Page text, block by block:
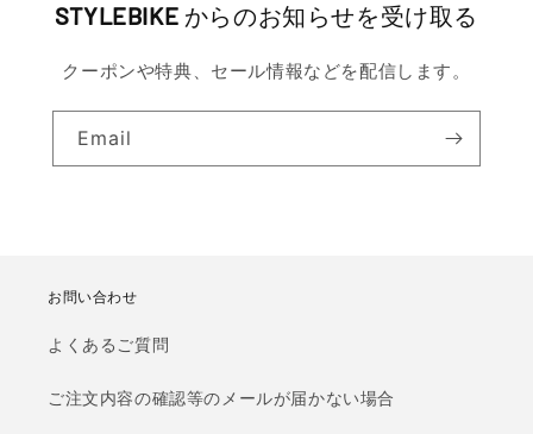
STYLEBIKE からのお知らせを受け取る
クーポンや特典、セール情報などを配信します。
Email
お問い合わせ
よくあるご質問
ご注文内容の確認等のメールが届かない場合